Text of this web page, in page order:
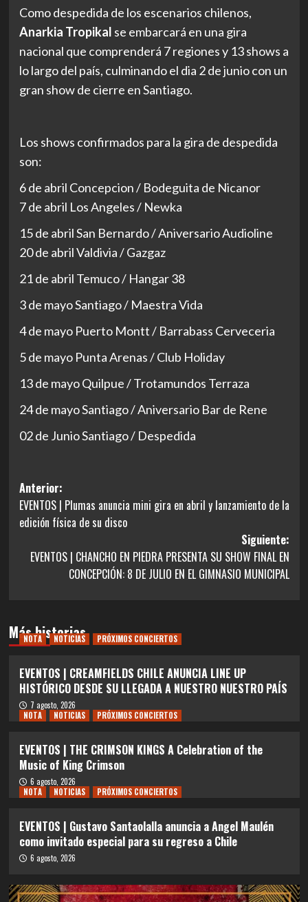
Como despedida de los escenarios chilenos,
Anarkia Tropikal se embarcará en una gira
nacional que comprenderá 7 regiones y 13 shows a
lo largo del país, culminando el dia 2 de junio con un
gran show de cierre en Santiago.
Los shows confirmados para la gira de despedida
son:
6 de abril Concepcion / Bodeguita de Nicanor
7 de abril Los Angeles / Newka
15 de abril San Bernardo / Aniversario Audioline
20 de abril Valdivia / Gazgaz
21 de abril Temuco / Hangar 38
3 de mayo Santiago / Maestra Vida
4 de mayo Puerto Montt / Barrabass Cerveceria
5 de mayo Punta Arenas / Club Holiday
13 de mayo Quilpue / Trotamundos Terraza
24 de mayo Santiago / Aniversario Bar de Rene
02 de Junio Santiago / Despedida
Navegación
de
entradas
Anterior:
EVENTOS | Plumas anuncia mini gira en abril y lanzamiento de la
edición física de su disco
Siguiente:
EVENTOS | CHANCHO EN PIEDRA PRESENTA SU SHOW FINAL EN
CONCEPCIÓN: 8 DE JULIO EN EL GIMNASIO MUNICIPAL
Más historias
NOTA NOTICIAS PRÓXIMOS CONCIERTOS
EVENTOS | CREAMFIELDS CHILE ANUNCIA LINE UP
HISTÓRICO DESDE SU LLEGADA A NUESTRO NUESTRO PAÍS
7 agosto, 2026
NOTA
NOTICIAS PRÓXIMOS CONCIERTOS
EVENTOS | THE CRIMSON KINGS A Celebration of the
Music of King Crimson
6 agosto, 2026
NOTA
NOTICIAS PRÓXIMOS CONCIERTOS
EVENTOS | Gustavo Santaolalla anuncia a Angel Maulén
como invitado especial para su regreso a Chile
6 agosto, 2026